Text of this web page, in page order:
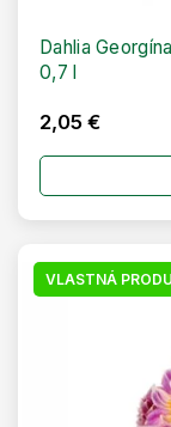
Dahlia
0,7 l
2,05 €
VLASTNÁ